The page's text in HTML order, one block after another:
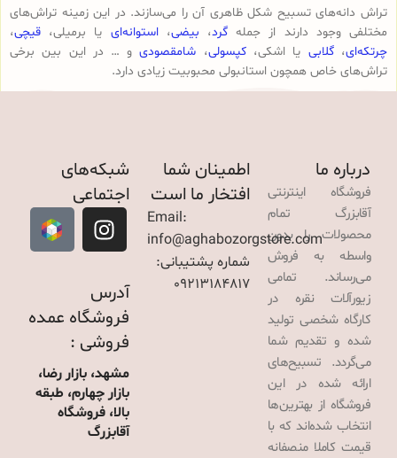
تراش دانه‌های تسبیح شکل ظاهری آن را می‌سازند. در این زمینه تراش‌های
مختلفی وجود دارند از جمله گرد، بیضی،استوانه‌ای یا برمیلی، قیچی،
چرتکه‌ای،گلابی یا اشکی،کپسولی، شامقصودیو … در این بین برخی
تراش‌های خاص همچون استانبولی محبوبیت زیادی دارد.
درباره ما
فروشگاه اینترنتی
آقابزرگ تمام
محصولات را بدون
واسطه به فروش
می‌رساند. تمامی
زیورآلات نقره در
کارگاه شخصی تولید
شده و تقدیم شما
می‌گردد. تسبیح‌های
ارائه شده در این
فروشگاه از بهترین‌ها
انتخاب شده‌اند که با
قیمت کاملا منصفانه
اطمینان شما
افتخار ما است
Email:
info@aghabozorgstore.com
شماره پشتیبانی:
09213184817
شبکه‌های
اجتماعی
آدرس
فروشگاه عمده
فروشی :
مشهد، بازار رضا،
بازار چهارم، طبقه
بالا، فروشگاه
آقابزرگ